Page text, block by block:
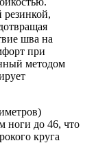
резинкой,
шва на
при
методом
ноги до 46, что
круга